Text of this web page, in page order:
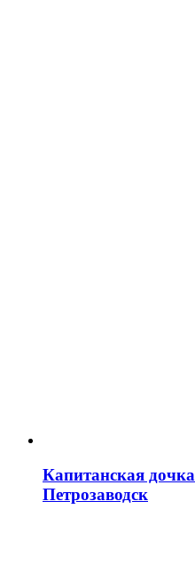
Капитанская дочка
Петрозаводск